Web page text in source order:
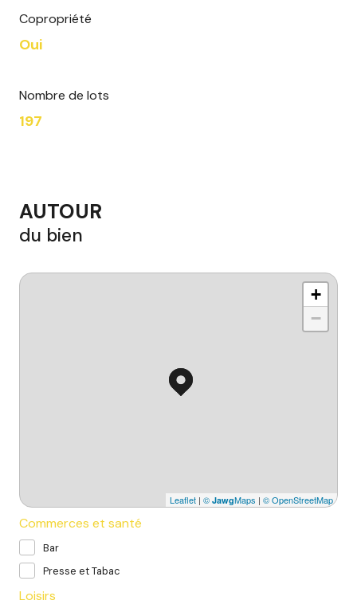
Copropriété
Oui
Nombre de lots
197
AUTOUR
du bien
+
−
Leaflet | © JawgMaps | © OpenStreetMap
Commerces et santé
Bar
Presse et Tabac
Loisirs